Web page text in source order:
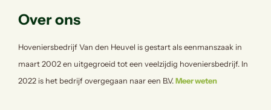
Over ons
Hoveniersbedrijf Van den Heuvel is gestart als eenmanszaak in
maart 2002 en uitgegroeid tot een veelzijdig hoveniersbedrijf. In
2022 is het bedrijf overgegaan naar een B.V. Meer weten